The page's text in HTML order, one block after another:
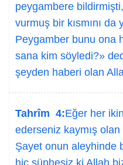
peygambere
vurmuş bir kısmını da
Peygamber bunu ona
sana kim söyledi?»
şeyden haberi olan
Tahrîm 4:Eğer her
ederseniz kaymış
Şayet onun aleyhinde
hiç şüphesiz ki Allah